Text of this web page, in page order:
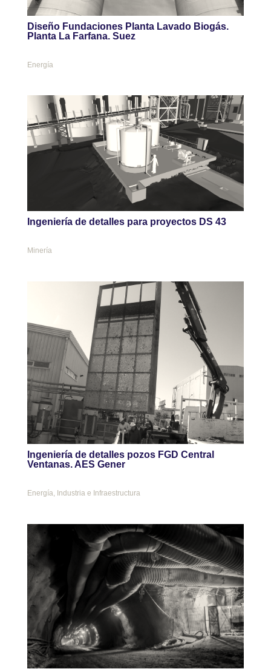
Diseño Fundaciones Planta Lavado Biogás.
Planta La Farfana. Suez
Energía
Ingeniería de detalles para proyectos DS 43
Minería
Ingeniería de detalles pozos FGD Central
Ventanas. AES Gener
Energía, Industria e Infraestructura